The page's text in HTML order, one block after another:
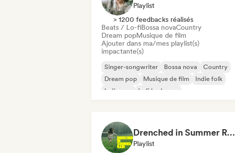
Playlist
> 1200 feedbacks réalisés
Beats / Lo-fiBossa novaCountry
Dream popMusique de film
Ajouter dans ma/mes playlist(s)
impactante(s)
Singer-songwriter Bossa nova
Country
Dream pop
Musique de film
Indie folk
Indie pop
Lofi bedroom
Drenched in Summer Rain 🌧️🌴
Playlist